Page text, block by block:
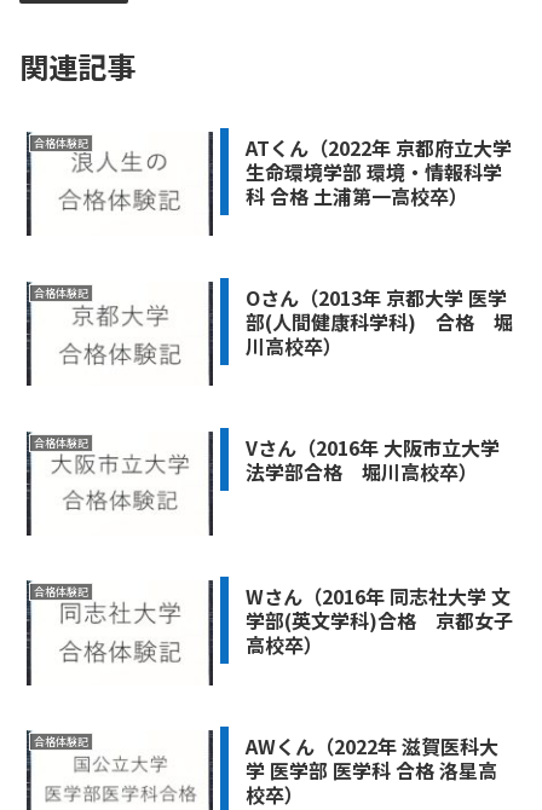
関連記事
合格体験記
ATくん（2022年 京都府立大学
生命環境学部 環境・情報科学
科 合格 土浦第一高校卒）
合格体験記
Oさん（2013年 京都大学 医学
部(人間健康科学科) 合格 堀
川高校卒）
合格体験記
Vさん（2016年 大阪市立大学
法学部合格 堀川高校卒）
合格体験記
Wさん（2016年 同志社大学 文
学部(英文学科)合格 京都女子
高校卒）
合格体験記
AWくん（2022年 滋賀医科大
学 医学部 医学科 合格 洛星高
校卒）